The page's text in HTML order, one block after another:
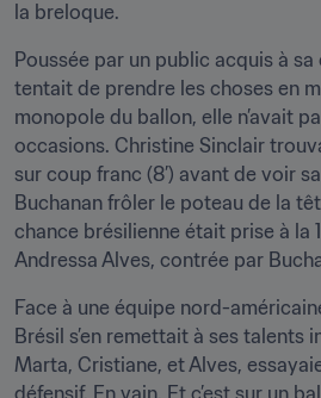
la breloque.
Poussée par un public acquis à sa
tentait de prendre les choses en
monopole du ballon, elle n’avait
occasions. Christine Sinclair
sur coup franc (8’) avant de voir
Buchanan frôler le poteau de la
chance brésilienne était prise à la
Andressa Alves, contrée par
Face à une équipe nord-
Brésil s’en remettait à ses talents
Marta, Cristiane, et Alves,
défensif. En vain. Et c’est sur un